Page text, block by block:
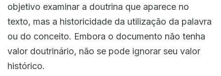
objetivo examinar a doutrina que aparece no
texto, mas a historicidade da utilização da palavra
ou do conceito. Embora o documento não tenha
valor doutrinário, não se pode ignorar seu valor
histórico.